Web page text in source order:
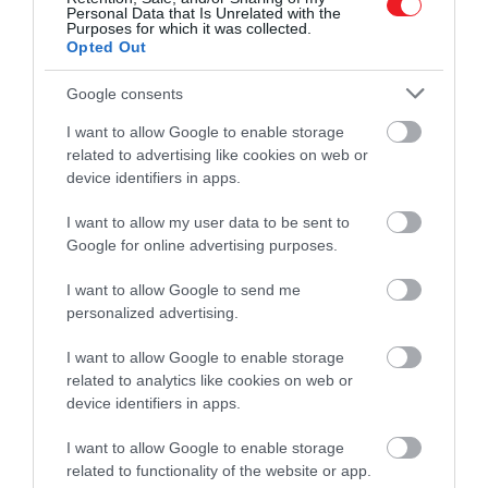
Personal Data that Is Unrelated with the
Purposes for which it was collected.
Opted Out
Google consents
I want to allow Google to enable storage
related to advertising like cookies on web or
device identifiers in apps.
I want to allow my user data to be sent to
Google for online advertising purposes.
I want to allow Google to send me
personalized advertising.
I want to allow Google to enable storage
related to analytics like cookies on web or
device identifiers in apps.
I want to allow Google to enable storage
related to functionality of the website or app.
Még több hír!
Átlagosan 16 százalékkal csökkentek a
használt elektromos autók árai – de van
kivétel is
A műszaki adatok is figyelemre méltóak: akár 400
kW teljesítménnyel tölthető, aminek
akkumulátor 10 százalékról 80 százalékig
feltöltődjön . Az autó a fejlett vezetéstámogató
rendszerek mellett hangvezérléssel működő
funkciókat, mesterséges intelligencián alapuló
256 színben állítható hangulatvilágítást kínál. A
modell nagy csomagterével és prémium
szolgáltatásaival a Smart új korszakát jelképezi.